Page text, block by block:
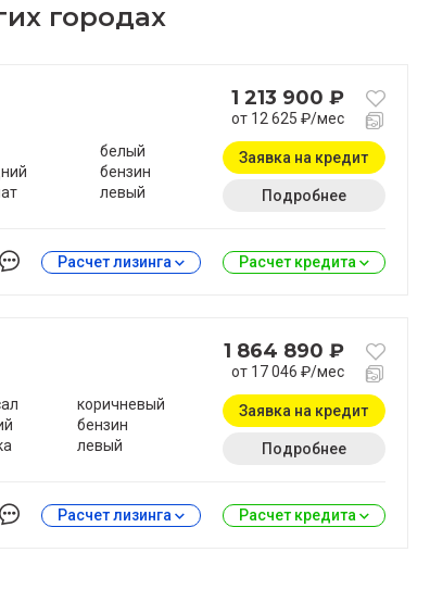
городах
1 213 900 ₽
от 12 625 ₽/мес
белый
бензин
левый
Заявка на кредит
Подробнее
Овсеенко
Расчет лизинга Расчет кредита
1 864 890 ₽
от 17 046 ₽/мес
коричневый
бензин
левый
Заявка на кредит
Подробнее
Овсеенко
Расчет лизинга Расчет кредита